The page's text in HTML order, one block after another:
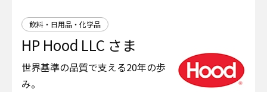
飲料・日用品・化学品
HP Hood LLC さま
世界基準の品質で支える20年の歩
み。